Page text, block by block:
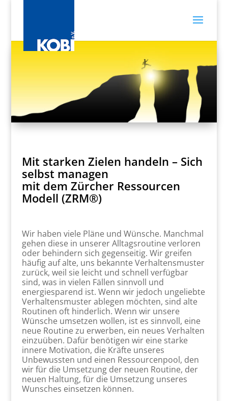
Mit starken Zielen handeln – Sich
selbst managen
mit dem Zürcher Ressourcen
Modell (ZRM®)
Wir haben viele Pläne und Wünsche. Manchmal
gehen diese in unserer Alltagsroutine verloren
oder behindern sich gegenseitig. Wir greifen
häufig auf alte, uns bekannte Verhaltensmuster
zurück, weil sie leicht und schnell verfügbar
sind, was in vielen Fällen sinnvoll und
energiesparend ist. Wenn wir jedoch ungeliebte
Verhaltensmuster ablegen möchten, sind alte
Routinen oft hinderlich. Wenn wir unsere
Wünsche umsetzen wollen, ist es sinnvoll, eine
neue Routine zu erwerben, ein neues Verhalten
einzuüben. Dafür benötigen wir eine starke
innere Motivation, die Kräfte unseres
Unbewussten und einen Ressourcenpool, den
wir für die Umsetzung der neuen Routine, der
neuen Haltung, für die Umsetzung unseres
Wunsches einsetzen können.